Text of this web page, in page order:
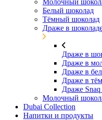
Молочный
Белый шоколад
Тёмный шоколад
Драже в
Драже в
Драже в
Драже в
Драже в
Драже Snaq
Молочный
Dubai Collection
Напитки и продукты